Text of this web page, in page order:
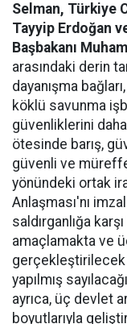
Selman, Türkiye
Tayyip Erdoğan
Başbakanı
arasındaki derin
dayanışma
köklü savunma
güvenliklerini
ötesinde barış,
güvenli ve
yönündeki ortak
Anlaşması'nı
saldırganlığa
amaçlamakta ve
gerçekleştirilecek
yapılmış
ayrıca, üç devlet
boyutlarıyla